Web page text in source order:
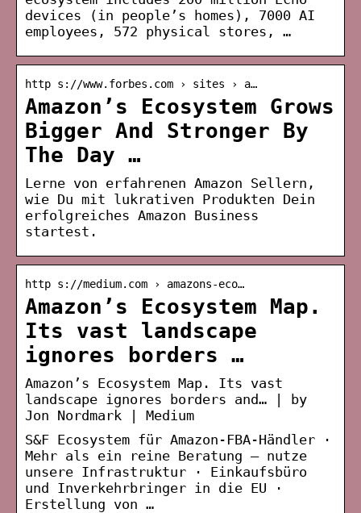
devices (in people’s homes), 7000 AI
employees, 572 physical stores, …
http s://www.forbes.com › sites › a…
Amazon’s Ecosystem Grows
Bigger And Stronger By
The Day …
Lerne von erfahrenen Amazon Sellern,
wie Du mit lukrativen Produkten Dein
erfolgreiches Amazon Business
startest.
http s://medium.com › amazons-eco…
Amazon’s Ecosystem Map.
Its vast landscape
ignores borders …
Amazon’s Ecosystem Map. Its vast
landscape ignores borders and… | by
Jon Nordmark | Medium
S&F Ecosystem für Amazon-FBA-Händler ·
Mehr als ein reine Beratung – nutze
unsere Infrastruktur · Einkaufsbüro
und Inverkehrbringer in die EU​ ·
Erstellung von …